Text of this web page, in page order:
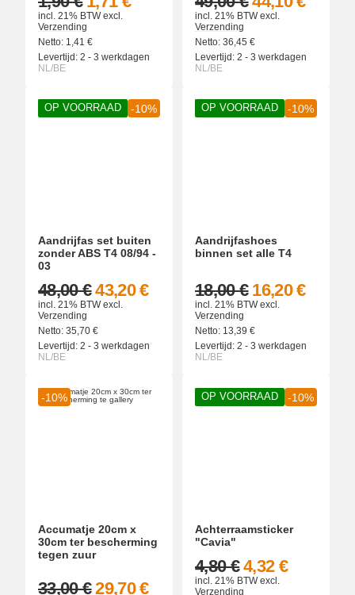
incl. 21% BTWexcl.
Verzending
Netto: 1,41 €
Levertijd: 2 - 3 werkdagen
NL/BE
incl. 21% BTWexcl.
Verzending
Netto: 36,45 €
Levertijd: 2 - 3 werkdagen
NL/BE
OP VOORRAAD -10%
Aandrijfas set buiten
zonder ABS T4 08/94 -
03
43,20 €
48,00 €
incl. 21% BTWexcl.
Verzending
Netto: 35,70 €
Levertijd: 2 - 3 werkdagen
NL/BE
OP VOORRAAD -10%
Aandrijfashoes
binnen set alle T4
16,20 €
18,00 €
incl. 21% BTWexcl.
Verzending
Netto: 13,39 €
Levertijd: 2 - 3 werkdagen
NL/BE
-10%
Accumatje 20cm x
30cm ter bescherming
tegen zuur
29,70 €
33,00 €
OP VOORRAAD -10%
Achterraamsticker
"Cavia"
4,32 €
4,80 €
incl. 21% BTWexcl.
Verzending